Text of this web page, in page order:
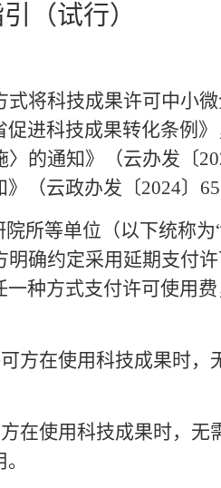
（试行）
将科技成果许可中小微
进科技成果转化条例
〉的通知》（云办发〔
（云政办发〔2024〕
所等单位（以下统称
确约定采用延期支付
种方式支付许可使用
方在使用科技成果时
在使用科技成果时，